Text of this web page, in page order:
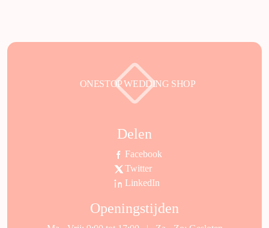
ONESTOP WEDDING SHOP
Delen
Facebook
Twitter
LinkedIn
Openingstijden